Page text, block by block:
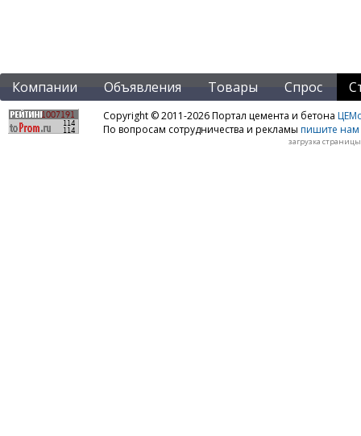
Компании Объявления Товары Спрос
Copyright © 2011-2026 Портал цемента и бетона
По вопросам сотрудничества и рекламы пишите нам
загрузка